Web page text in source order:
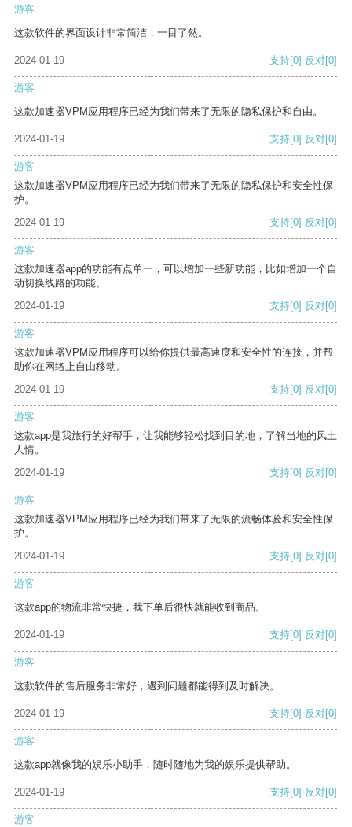
游客
这款软件的界面设计非常简洁，一目了然。
2024-01-19 支持[0] 反对[0]
游客
这款加速器VPM应用程序已经为我们带来了无限的隐私保护和自由。
2024-01-19 支持[0] 反对[0]
游客
这款加速器VPM应用程序已经为我们带来了无限的隐私保护和安全性保
护。
2024-01-19
支持[0] 反对[0]
游客
这款加速器app的功能有点单一，可以增加一些新功能，比如增加一个自
动切换线路的功能。
2024-01-19
支持[0] 反对[0]
游客
这款加速器VPM应用程序可以给你提供最高速度和安全性的连接，并帮
助你在网络上自由移动。
2024-01-19
支持[0] 反对[0]
游客
这款app是我旅行的好帮手，让我能够轻松找到目的地，了解当地的风土
人情。
2024-01-19
支持[0] 反对[0]
游客
这款加速器VPM应用程序已经为我们带来了无限的流畅体验和安全性保
护。
2024-01-19
支持[0] 反对[0]
游客
这款app的物流非常快捷，我下单后很快就能收到商品。
2024-01-19 支持[0] 反对[0]
游客
这款软件的售后服务非常好，遇到问题都能得到及时解决。
2024-01-19 支持[0] 反对[0]
游客
这款app就像我的娱乐小助手，随时随地为我的娱乐提供帮助。
2024-01-19 支持[0] 反对[0]
游客